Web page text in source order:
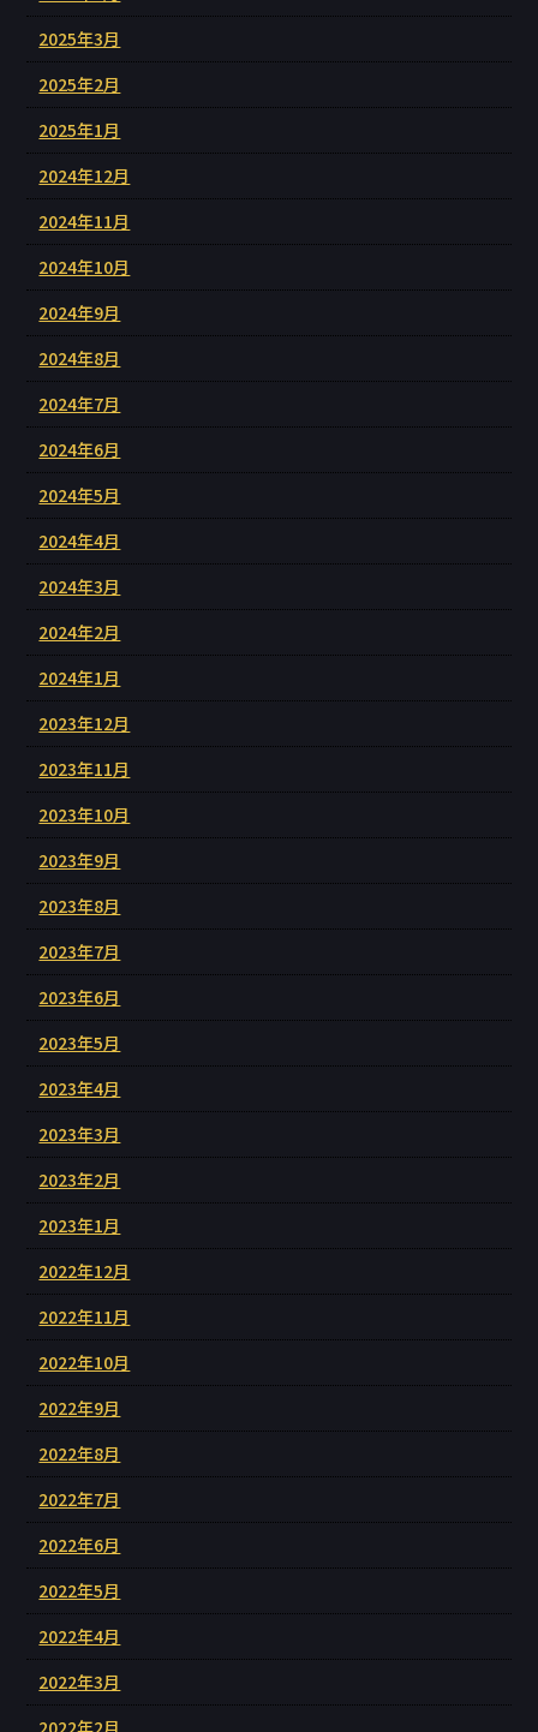
2025年3月
2025年2月
2025年1月
2024年12月
2024年11月
2024年10月
2024年9月
2024年8月
2024年7月
2024年6月
2024年5月
2024年4月
2024年3月
2024年2月
2024年1月
2023年12月
2023年11月
2023年10月
2023年9月
2023年8月
2023年7月
2023年6月
2023年5月
2023年4月
2023年3月
2023年2月
2023年1月
2022年12月
2022年11月
2022年10月
2022年9月
2022年8月
2022年7月
2022年6月
2022年5月
2022年4月
2022年3月
2022年2月